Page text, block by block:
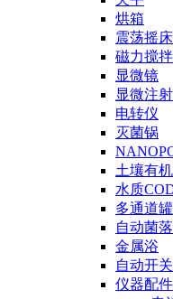
烘箱
震荡摇床
磁力搅
显微镜
显微注
电转仪
灭菌锅
土壤有
水质
多通道
自动菌
金属浴
自动开
仪器配件